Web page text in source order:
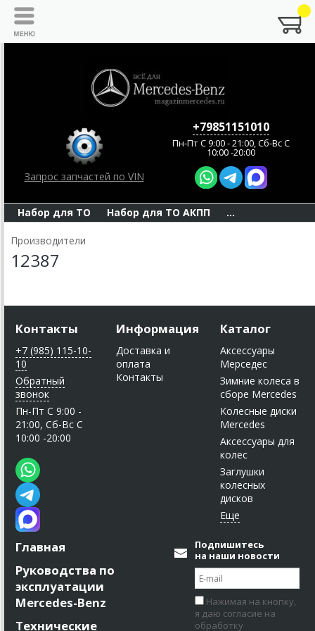
Запрос запчастей по VIN
+79851151010
Пн-Пт C 9:00 - 21:00, Сб-Вс С
10:00 -20:00
Набор для ТО Набор для ТО АКПП ...
Производители
12387
Контакты
+7 (985) 115-10-
10
Обратный
звонок
Пн-Пт C 9:00 -
21:00, Сб-Вс С
10:00 -20:00
Информация
Доставка и
оплата
Контакты
Каталог
Аксессуары
Мерседес
Зимние колеса в
сборе Mercedes
Колесные диски
Mercedes
Аксессуары для
колес
Заглушки
колесных
дисков
Главная
Руководства по
эксплуатации
Mercedes-Benz
Технические
Подпишитесь
на наши новости
Нажимая на кнопку,
я даю согласие на
обработку